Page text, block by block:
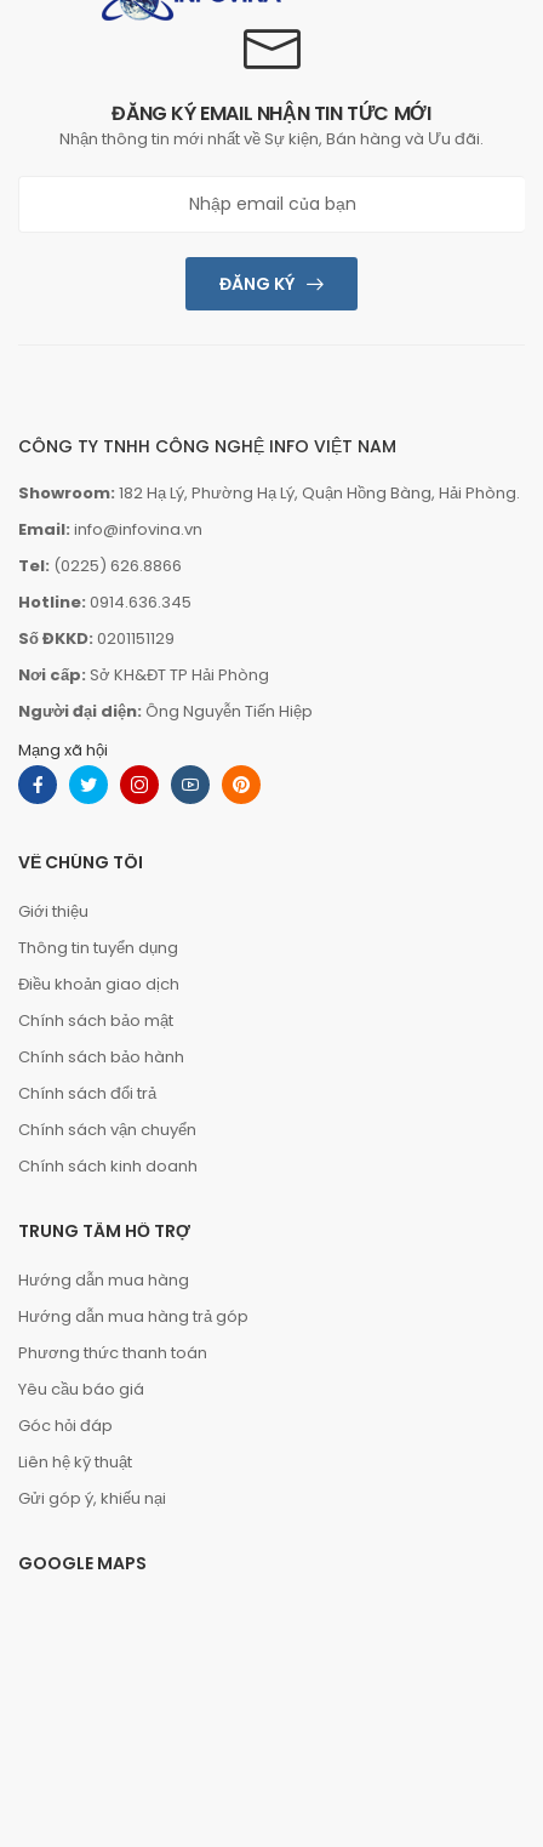
ĐĂNG KÝ EMAIL NHẬN TIN TỨC MỚI
Nhận thông tin mới nhất về Sự kiện, Bán hàng và Ưu đãi.
ĐĂNG KÝ
CÔNG TY TNHH CÔNG NGHỆ INFO VIỆT NAM
Showroom: 182 Hạ Lý, Phường Hạ Lý, Quận Hồng Bàng, Hải Phòng.
Email: info@infovina.vn
Tel: (0225) 626.8866
Hotline: 0914.636.345
Số ĐKKD: 0201151129
Nơi cấp: Sở KH&ĐT TP Hải Phòng
Người đại diện: Ông Nguyễn Tiến Hiệp
Mạng xã hội
VỀ CHÚNG TÔI
Giới thiệu
Thông tin tuyển dụng
Điều khoản giao dịch
Chính sách bảo mật
Chính sách bảo hành
Chính sách đổi trả
Chính sách vận chuyển
Chính sách kinh doanh
TRUNG TÂM HỖ TRỢ
Hướng dẫn mua hàng
Hướng dẫn mua hàng trả góp
Phương thức thanh toán
Yêu cầu báo giá
Góc hỏi đáp
Liên hệ kỹ thuật
Gửi góp ý, khiếu nại
GOOGLE MAPS